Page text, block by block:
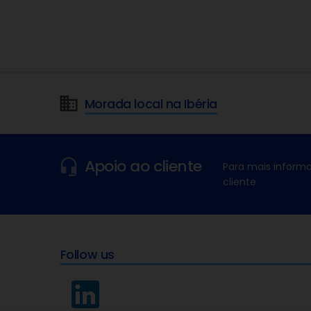
Morada local na Ibéria
Apoio ao cliente
Para mais
cliente
Follow us